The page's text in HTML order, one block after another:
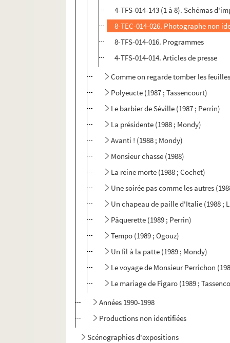
4-TFS-014-143 (1 à 8). Schémas
8-TEC-014-026. Photographe non
8-TFS-014-016. Programmes
4-TFS-014-014. Articles de presse
Comme on regarde tomber les
Polyeucte (1987 ; Tassencourt)
Le barbier de Séville (1987 ; Perrin)
La présidente (1988 ; Mondy)
Avanti ! (1988 ; Mondy)
Monsieur chasse (1988)
La reine morte (1988 ; Cochet)
Une soirée pas comme les autres
Un chapeau de paille d'Italie (1988 ;
Pâquerette (1989 ; Perrin)
Tempo (1989 ; Ogouz)
Un fil à la patte (1989 ; Mondy)
Le voyage de Monsieur Perrichon
Le mariage de Figaro (1989 ;
Années 1990-1998
Productions non identifiées
Scénographies d'expositions